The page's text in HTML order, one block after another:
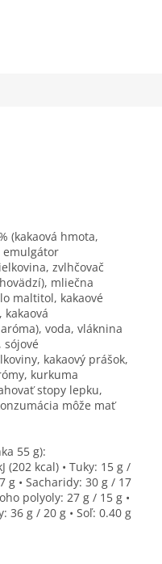
(kakaová hmota,
emulgátor
zvlhčovač
mliečna
maltitol, kakaové
voda, vláknina
sójové
kakaový prášok,
kurkuma
stopy lepku,
môže mať
55 g):
(202 kcal) • Tuky: 15 g /
g • Sacharidy: 30 g / 17
polyoly: 27 g / 15 g •
36 g / 20 g • Soľ: 0.40 g